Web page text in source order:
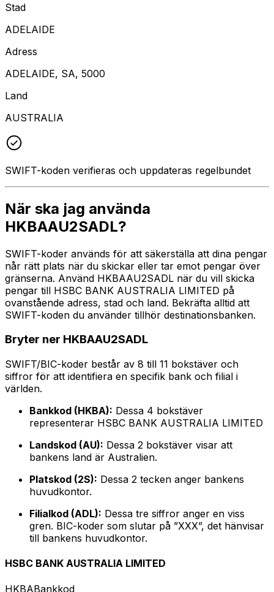
Stad
ADELAIDE
Adress
ADELAIDE, SA, 5000
Land
AUSTRALIA
SWIFT-koden verifieras och uppdateras regelbundet
När ska jag använda
HKBAAU2SADL?
SWIFT-koder används för att säkerställa att dina pengar
når rätt plats när du skickar eller tar emot pengar över
gränserna. Använd HKBAAU2SADL när du vill skicka
pengar till HSBC BANK AUSTRALIA LIMITED på
ovanstående adress, stad och land. Bekräfta alltid att
SWIFT-koden du använder tillhör destinationsbanken.
Bryter ner HKBAAU2SADL
SWIFT/BIC-koder består av 8 till 11 bokstäver och
siffror för att identifiera en specifik bank och filial i
världen.
Bankkod (HKBA): Dessa 4 bokstäver
representerar HSBC BANK AUSTRALIA LIMITED
Landskod (AU): Dessa 2 bokstäver visar att
bankens land är Australien.
Platskod (2S): Dessa 2 tecken anger bankens
huvudkontor.
Filialkod (ADL): Dessa tre siffror anger en viss
gren. BIC-koder som slutar på ”XXX”, det hänvisar
till bankens huvudkontor.
HSBC BANK AUSTRALIA LIMITED
HKBABankkod